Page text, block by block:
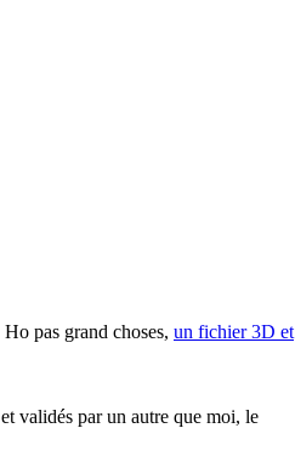
Ho pas grand choses, un fichier 3D et
validés par un autre que moi, le